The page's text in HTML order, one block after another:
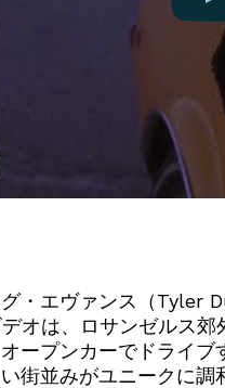
・エヴァンス（Tyler
オは、ロサンゼルス
ープンカーでドライ
街並みがユニークに